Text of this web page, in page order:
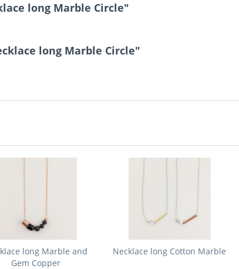
long Marble Circle"
long Marble Circle"
long Marble and
Gem Copper
Necklace long Cotton Marble